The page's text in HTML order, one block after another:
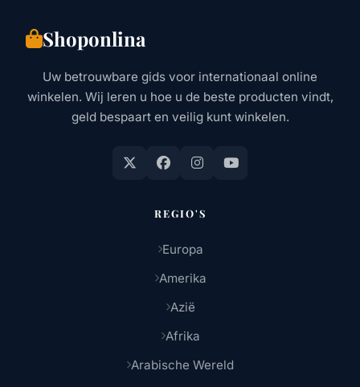
Shoponlina
Uw betrouwbare gids voor internationaal online
winkelen. Wij leren u hoe u de beste producten vindt,
geld bespaart en veilig kunt winkelen.
REGIO'S
Europa
Amerika
Azië
Afrika
Arabische Wereld